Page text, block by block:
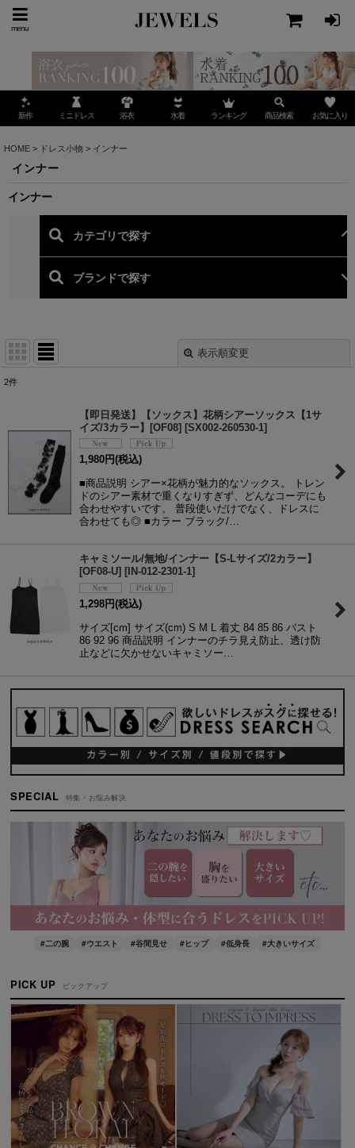
menu
新作 ミニドレス 浴衣 水着 ランキング 商品検索 お気に入り
HOME > ドレス小物 > インナー
インナー
インナー
表示順変更
並び順:
絞り込む
2件
【即日発送】【ソックス】花柄シアーソックス【1サ
イズ/3カラー】[OF08] [SX002-260530-1]
1,980 円(税込)
■商品説明 シアー×花柄が魅力的なソックス。 トレン
ドのシアー素材で重くなりすぎず、どんなコーデにも
合わせやすいです。 普段使いだけでなく、ドレスに
合わせても◎ ■カラー ブラック/…
キャミソール/無地/インナー【S-Lサイズ/2カラー】
[OF08-U] [ IN-012-2301-1]
1,298円(税込)
サイズ[cm] サイズ(cm) S M L 着丈 84 85 86 バスト
86 92 96 商品説明 インナーのチラ見え防止、透け防
止などに欠かせないキャミソー…
SPECIAL 特集・お悩み解決
#二の腕 #ウエスト #谷間見せ #ヒップ #低身長 #大きいサイズ
PICK UP ピックアップ